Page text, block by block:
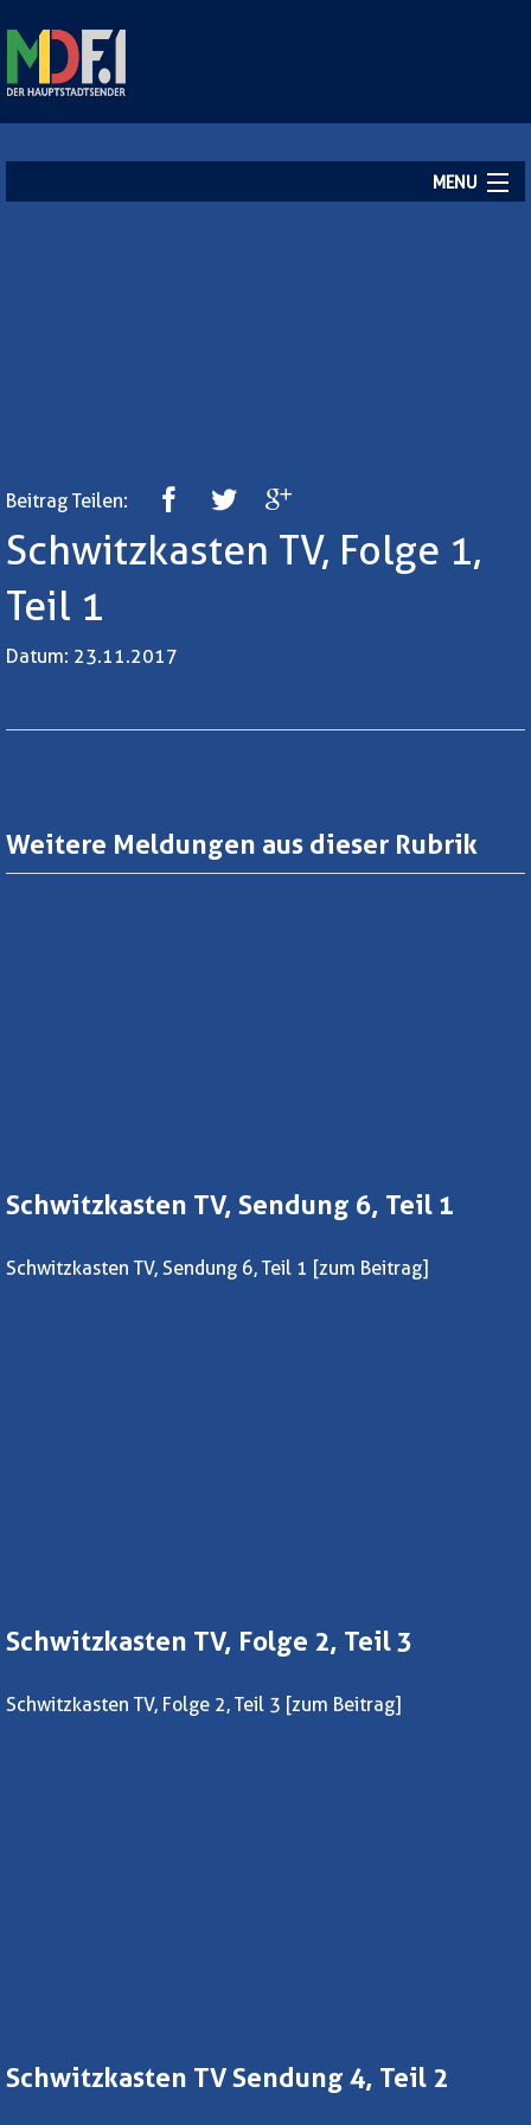
MENU
Beitrag Teilen:
Schwitzkasten TV, Folge 1,
Teil 1
Datum: 23.11.2017
Weitere Meldungen aus dieser Rubrik
Schwitzkasten TV, Sendung 6, Teil 1
Schwitzkasten TV, Sendung 6, Teil 1 [zum Beitrag]
Schwitzkasten TV, Folge 2, Teil 3
Schwitzkasten TV, Folge 2, Teil 3 [zum Beitrag]
Schwitzkasten TV Sendung 4, Teil 2